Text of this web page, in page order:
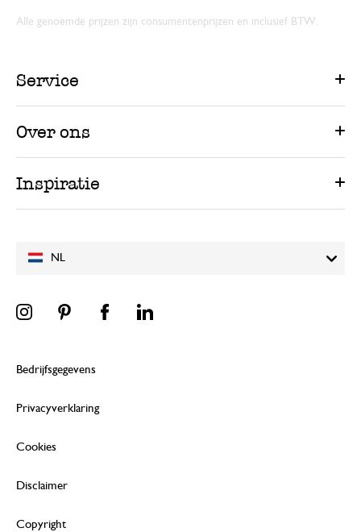
NL
Alle genoemde prijzen zijn consumentenprijzen en inclusief BTW.
Service
Over ons
Inspiratie
Bedrijfsgegevens
Privacyverklaring
Cookies
Disclaimer
Copyright